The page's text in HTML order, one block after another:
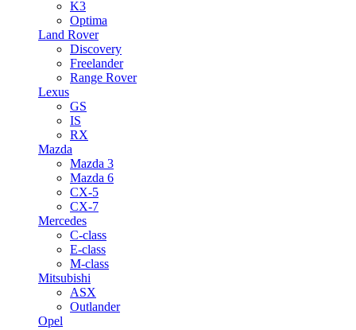
K3
Optima
Land Rover
Discovery
Freelander
Range Rover
Lexus
GS
IS
RX
Mazda
Mazda 3
Mazda 6
CX-5
CX-7
Mercedes
C-class
E-class
M-class
Mitsubishi
ASX
Outlander
Opel